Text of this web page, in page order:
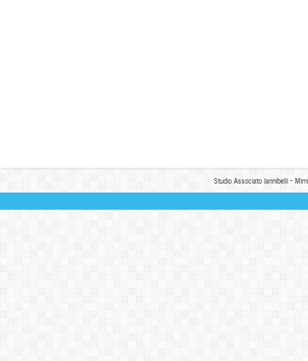
Studio Associato Iannibelli -